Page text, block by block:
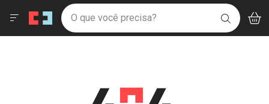
Drogaria São Paulo
Ir direto para a home
pela página
Ir direto para o conteúdo
Ir direto para a busca
Ir direto para o carrinho
Faça a sua busca
O que você precisa? BUSCAR
Menu